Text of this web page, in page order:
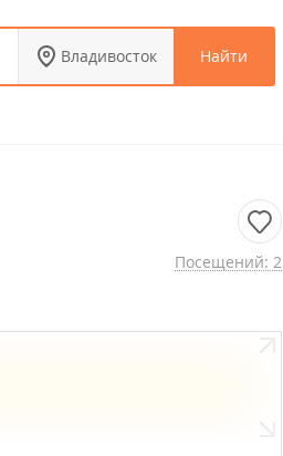
Владивосток Найти
Посещений: 2